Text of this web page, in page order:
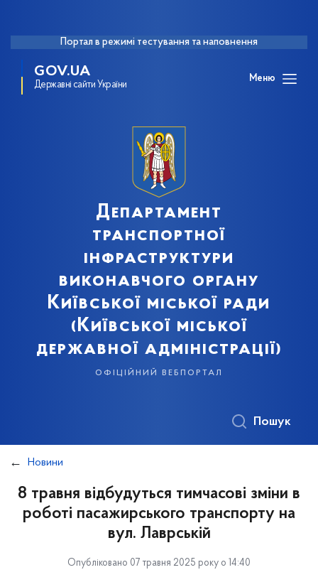
Портал в режимі тестування та наповнення
GOV.UA
Державні сайти України
Меню
Департамент
транспортної
інфраструктури
виконавчого органу
Київської міської ради
(Київської міської
державної адміністрації)
офіційний вебпортал
Пошук
Новини
8 травня відбудуться тимчасові зміни в
роботі пасажирського транспорту на
вул. Лаврській
Опубліковано 07 травня 2025 року о 14:40